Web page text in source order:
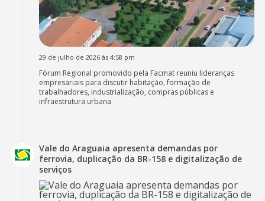
29 de julho de 2026 às 4:58 pm
Fórum Regional promovido pela Facmat reuniu lideranças
empresariais para discutir habitação, formação de
trabalhadores, industrialização, compras públicas e
infraestrutura urbana
Vale do Araguaia apresenta demandas por
ferrovia, duplicação da BR-158 e digitalização de
serviços